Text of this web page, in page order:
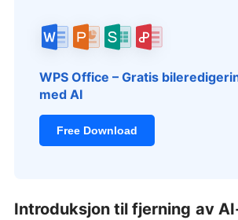
WPS Office – Gratis
med AI
Free Download
Introduksjon til fjerning av